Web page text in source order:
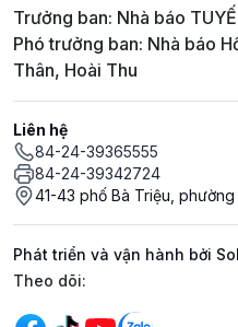
Trưởng ban: Nhà báo
Phó trưởng ban: Nhà báo
Thân, Hoài Thu
Liên hệ
84-24-39365555
84-24-39342724
41-43 phố Bà Triệu, phường
Phát triển và vận hành bởi
Mạng xã hội
Theo dõi: